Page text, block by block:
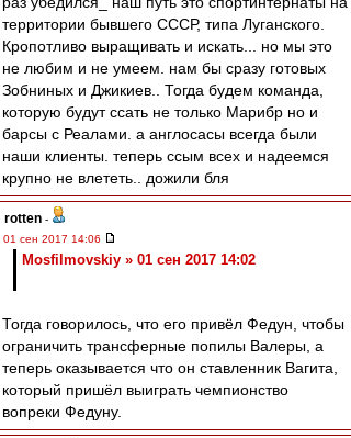
территории бывшего СССР, типа Луганского.
Кропотливо выращивать и искать... но мы это
не любим и не умеем. нам бы сразу готовых
Зобниных и Джикиев.. Тогда будем команда,
которую будут ссать не только Марибр но и
барсы с Реалами. а англосасы всегда были
наши клиенты. теперь ссым всех и надеемся
крупно не влететь.. дожили бля
rotten -
01 сен 2017 14:06
Mosfilmovskiy » 01 сен 2017 14:02
Тогда говорилось, что его привёл Федун, чтобы
ограничить трансферные попилы Валеры, а
теперь оказывается что он ставленник Вагита,
который пришёл выиграть чемпионство
вопреки Федуну.